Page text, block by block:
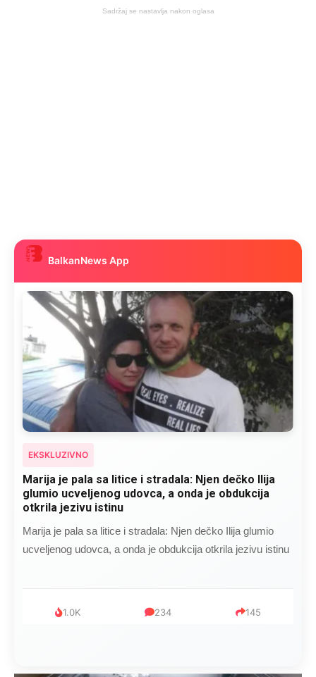
Sadržaj se nastavlja nakon oglasa
BalkanNews App
EKSKLUZIVNO
Kad se Marin suprug razbolio ona ga kupala,
pelene mu mijenjala: Jedno jutro je poslao po
čokoladu..
Kad se Marin suprug razbolio ona ga kupala, pelene mu
mijenjala: Jedno jutro je poslao po čokoladu..
999 321 234